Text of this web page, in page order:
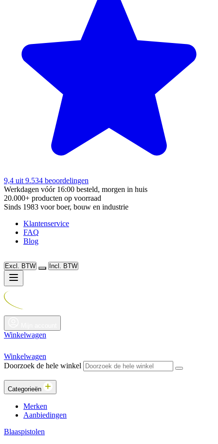
9,4 uit 9.534 beoordelingen
Werkdagen vóór 16:00 besteld, morgen in huis
20.000+ producten op voorraad
Sinds 1983 voor boer, bouw en industrie
Klantenservice
FAQ
Blog
Excl. BTW Incl. BTW
Winkelwagen
Winkelwagen
Doorzoek de hele winkel
Categorieën
Merken
Aanbiedingen
Blaaspistolen